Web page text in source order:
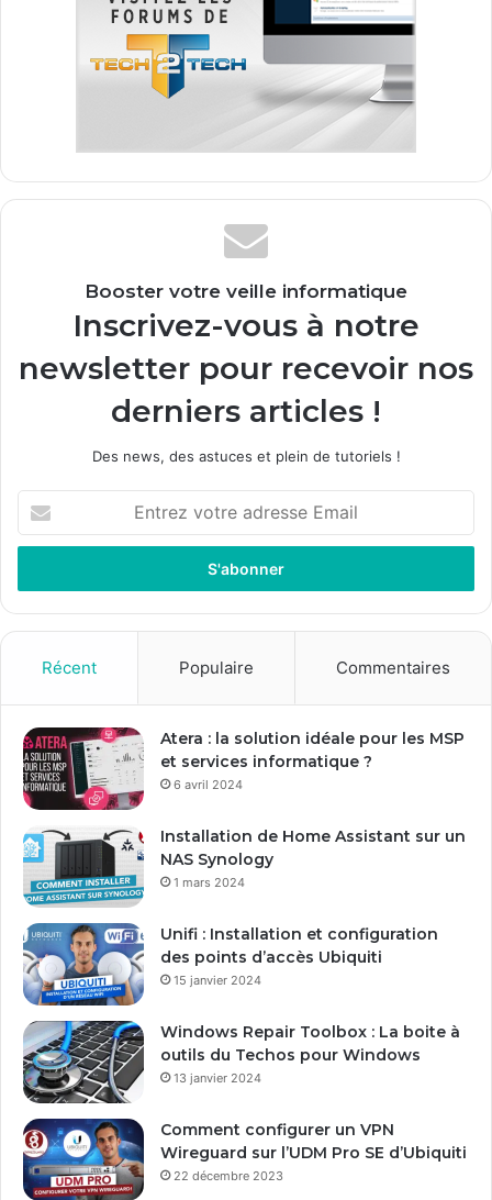
Booster votre veille informatique
Inscrivez-vous à notre
newsletter pour recevoir nos
derniers articles !
Des news, des astuces et plein de tutoriels !
t
e
z
r
e
a
d
s
e
m
a
Récent Populaire Commentaires
Atera : la solution idéale pour les MSP
et services informatique ?
6 avril 2024
Installation de Home Assistant sur un
NAS Synology
1 mars 2024
Unifi : Installation et configuration
des points d’accès Ubiquiti
15 janvier 2024
Windows Repair Toolbox : La boite à
outils du Techos pour Windows
13 janvier 2024
Comment configurer un VPN
Wireguard sur l’UDM Pro SE d’Ubiquiti
22 décembre 2023